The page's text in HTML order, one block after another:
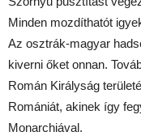
Minden mozdíthatót
Az osztrák-magyar
kiverni őket onnan.
Román Királyság
Romániát, akinek így
Monarchiával.